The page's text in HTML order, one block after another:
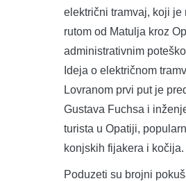
električni tramvaj, koji
rutom od Matulja kroz
administrativnim
Ideja o električnom
Lovranom prvi put je
Gustava Fuchsa i
turista u Opatiji,
konjskih fijakera i kočija.
Poduzeti su brojni